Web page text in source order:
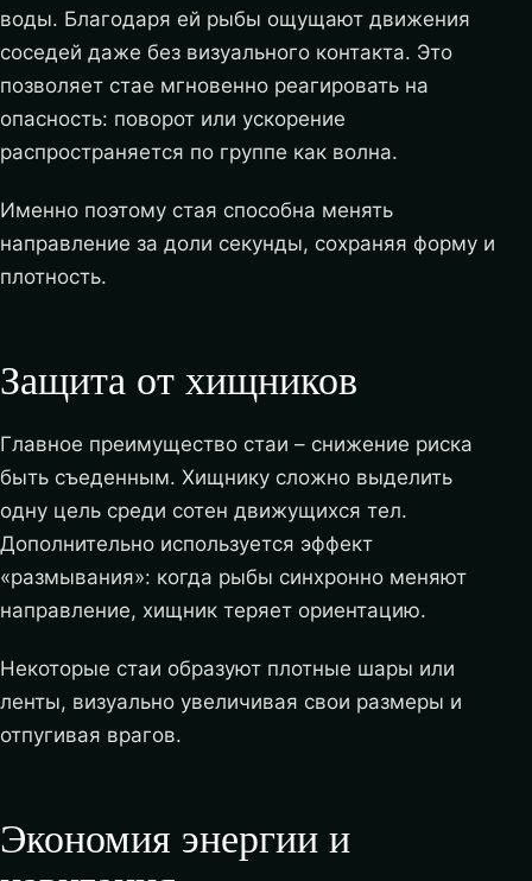
воды. Благодаря ей рыбы ощущают движения
соседей даже без визуального контакта. Это
позволяет стае мгновенно реагировать на
опасность: поворот или ускорение
распространяется по группе как волна.
Именно поэтому стая способна менять
направление за доли секунды, сохраняя форму и
плотность.
Защита от хищников
Главное преимущество стаи – снижение риска
быть съеденным. Хищнику сложно выделить
одну цель среди сотен движущихся тел.
Дополнительно используется эффект
«размывания»: когда рыбы синхронно меняют
направление, хищник теряет ориентацию.
Некоторые стаи образуют плотные шары или
ленты, визуально увеличивая свои размеры и
отпугивая врагов.
Экономия энергии и